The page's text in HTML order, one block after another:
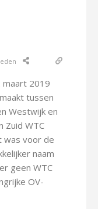
maart 2019
tussen
Westwijk en
Zuid WTC
was voor de
naam
geen WTC
OV-